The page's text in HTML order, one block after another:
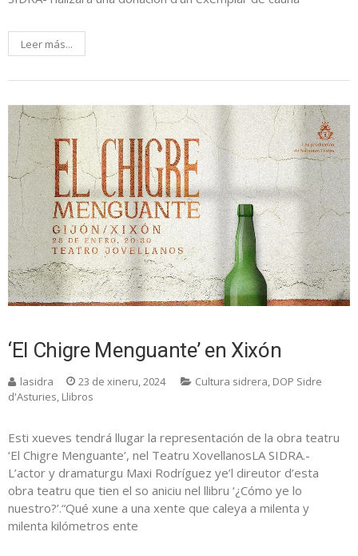
Leer más...
‘El Chigre Menguante’ en Xixón
lasidra 23 de xineru, 2024 Cultura sidrera, DOP Sidre
d'Asturies, Llibros
Esti xueves tendrá llugar la representación de la obra teatru
‘El Chigre Menguante’, nel Teatru XovellanosLA SIDRA.-
L’actor y dramaturgu Maxi Rodríguez ye’l direutor d’esta
obra teatru que tien el so aniciu nel llibru ‘¿Cómo ye lo
nuestro?’.“Qué xune a una xente que caleya a milenta y
milenta kilómetros ente